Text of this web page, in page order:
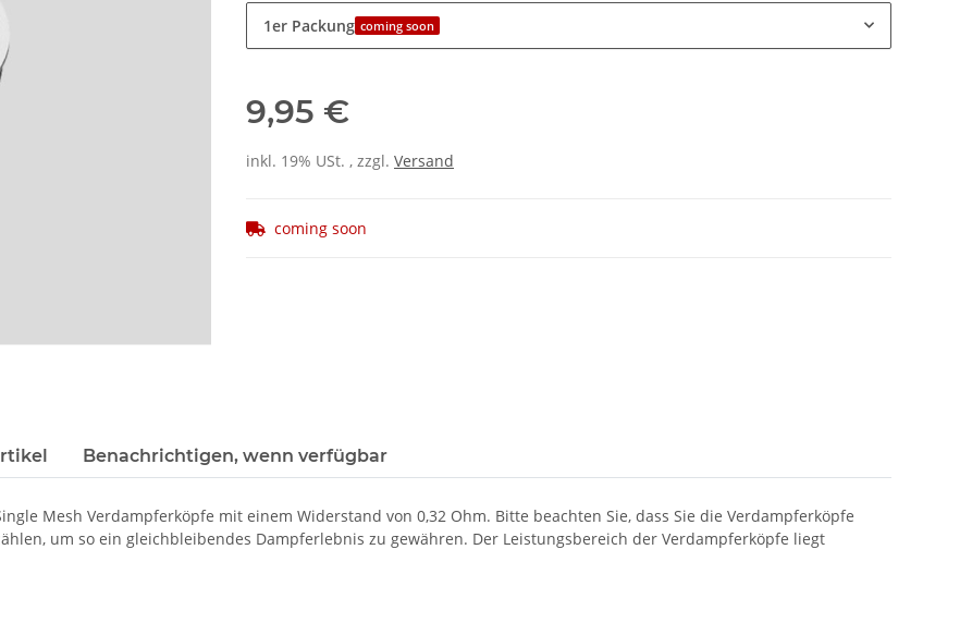
1er Packung coming soon
9,95 €
inkl. 19% USt. , zzgl. Versand
coming soon
Benachrichtigen, wenn verfügbar
Mesh Verdampferköpfe mit einem Widerstand von 0,32 Ohm. Bitte beachten Sie, dass Sie die Verdampferköpfe
um so ein gleichbleibendes Dampferlebnis zu gewähren. Der Leistungsbereich der Verdampferköpfe liegt